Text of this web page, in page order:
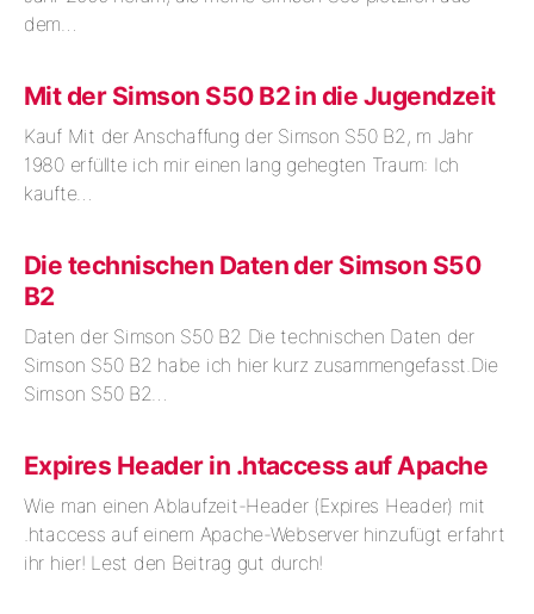
dem…
Mit der Simson S50 B2 in die Jugendzeit
Kauf Mit der Anschaffung der Simson S50 B2, m Jahr
1980 erfüllte ich mir einen lang gehegten Traum: Ich
kaufte…
Die technischen Daten der Simson S50
B2
Daten der Simson S50 B2 Die technischen Daten der
Simson S50 B2 habe ich hier kurz zusammengefasst.Die
Simson S50 B2…
Expires Header in .htaccess auf Apache
Wie man einen Ablaufzeit-Header (Expires Header) mit
.htaccess auf einem Apache-Webserver hinzufügt erfahrt
ihr hier! Lest den Beitrag gut durch!